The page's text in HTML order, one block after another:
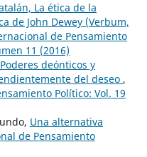
La ética de la
de John Dewey (Verbum,
de Pensamiento
11 (2016)
Poderes deónticos y
del deseo ,
Político: Vol. 19
Una alternativa
de Pensamiento